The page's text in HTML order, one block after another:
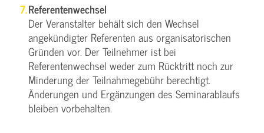
Referentenwechsel
Der Veranstalter behält sich den Wechsel
angekündigter Referenten aus organisatorischen
Gründen vor. Der Teilnehmer ist bei
Referentenwechsel weder zum Rücktritt noch zur
Minderung der Teilnahmegebühr berechtigt.
Änderungen und Ergänzungen des Seminarablaufs
bleiben vorbehalten.